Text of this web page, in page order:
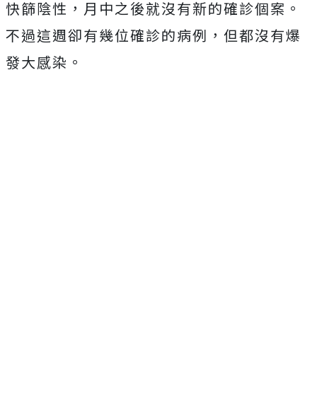
快篩陰性，月中之後就沒有新的確診個案。
不過這週卻有幾位確診的病例，但都沒有爆
發大感染。